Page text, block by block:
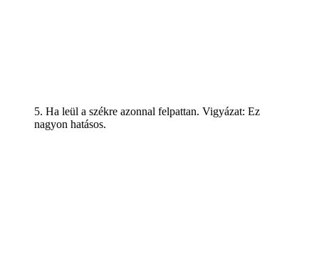
5. Ha leül a székre azonnal felpattan. Vigyázat: Ez
nagyon hatásos.